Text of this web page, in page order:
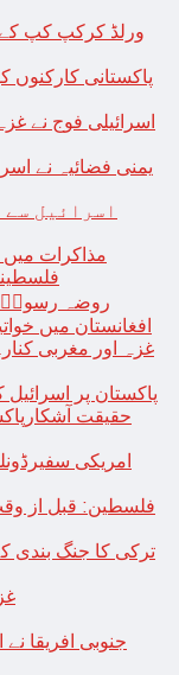
ورلڈ کرکپ کپ کے
پاکستانی
اسرائیلی فوج نے
یمنی فضائیہ نے
اسرائیل
مذاکرات میں
روضہ رسولؐ
افغانستان میں
غزہ اور مغربی
پاکستان پر
حقیقت
امریکی
فلسطین: قبل از
ترکی کا جنگ بندی
جنوبی افریقا